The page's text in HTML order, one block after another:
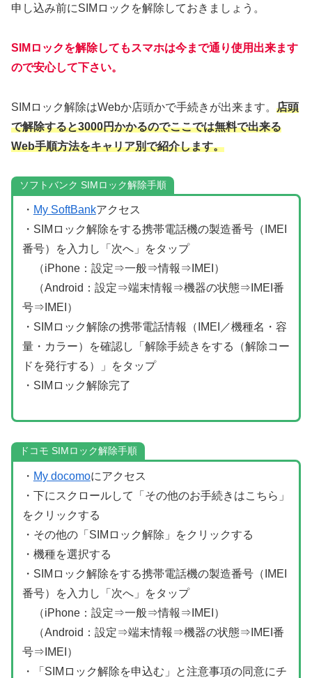
申し込み前にSIMロックを解除しておきましょう。
SIMロックを解除してもスマホは今まで通り使用出来ます
ので安心して下さい。
SIMロック解除はWebか店頭かで手続きが出来ます。 店頭
で解除すると3000円かかるのでここでは無料で出来る
Web手順方法をキャリア別で紹介します。
ソフトバンク SIMロック解除手順
・ My SoftBankアクセス
・SIMロック解除をする携帯電話機の製造番号（IMEI
番号）を入力し「次へ」をタップ
（iPhone：設定⇒一般⇒情報⇒IMEI）
（Android：設定⇒端末情報⇒機器の状態⇒IMEI番
号⇒IMEI）
・SIMロック解除の携帯電話情報（IMEI／機種名・容
量・カラー）を確認し「解除手続きをする（解除コー
ドを発行する）」をタップ
・SIMロック解除完了
ドコモ SIMロック解除手順
・ My docomoにアクセス
・下にスクロールして「その他のお手続きはこちら」
をクリックする
・その他の「SIMロック解除」をクリックする
・機種を選択する
・SIMロック解除をする携帯電話機の製造番号（IMEI
番号）を入力し「次へ」をタップ
（iPhone：設定⇒一般⇒情報⇒IMEI）
（Android：設定⇒端末情報⇒機器の状態⇒IMEI番
号⇒IMEI）
・「SIMロック解除を申込む」と注意事項の同意にチ